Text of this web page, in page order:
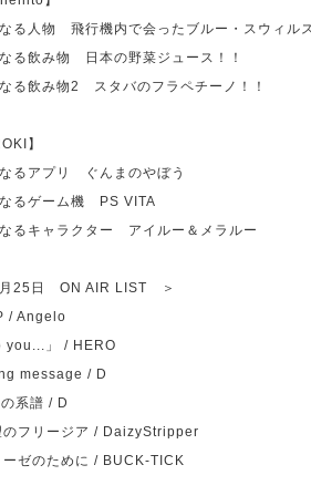
る人物 飛行機内で会ったブルー・スウィル
る飲み物 日本の野菜ジュース！！
る飲み物2 スタバのフラペチーノ！！
】
るアプリ ぐんまのやぼう
るゲーム機
PS VITA
るキャラクター アイルー＆メラルー
月 25 日 ON AIR LIST ＞
/ Angelo
you... 」
/ HERO
message / D
の系譜 / D
のフリージア / DaizyStripper
ーゼのために / BUCK-TICK